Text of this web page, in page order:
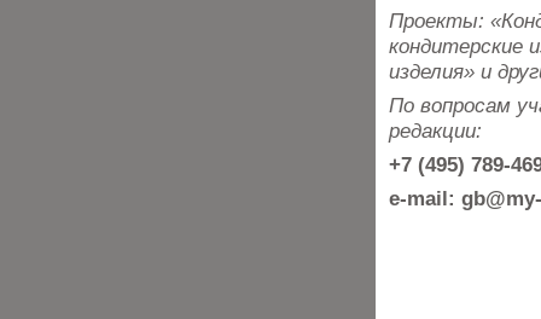
Проекты:
кондитерские
изделия» и
По вопросам
редакции:
+7 (495) 789-
e-mail: